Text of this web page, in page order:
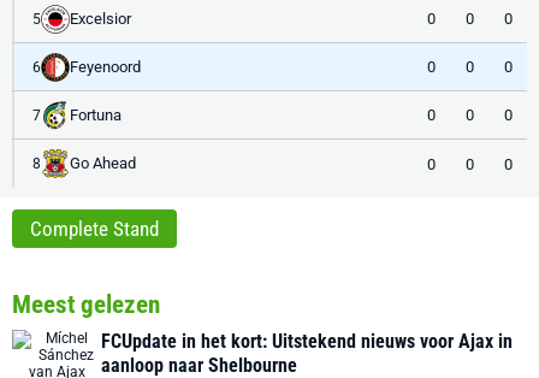
5 Excelsior 0 0 0
6 Feyenoord 0 0 0
7 Fortuna 0 0 0
8 Go Ahead 0 0 0
Complete Stand
Meest gelezen
FCUpdate in het kort: Uitstekend nieuws voor Ajax in
aanloop naar Shelbourne